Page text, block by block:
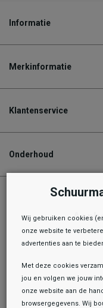
Informatie
Merkinformatie
Klantenservice
Onderhoud
Wij gebruiken cookies
onze website te
advertenties aan te
Met deze cookies
jou en volgen we jouw
onze website aan de
browsergegevens. Wij